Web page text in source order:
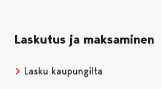
Laskutus ja maksaminen
Lasku kaupungilta